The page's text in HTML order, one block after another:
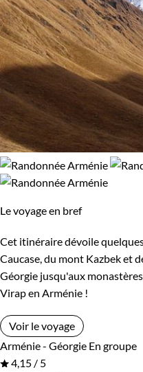
Le voyage en bref
Cet itinéraire dévoile
Caucase, du mont Kazbek et
Géorgie jusqu'aux
Virap en Arménie !
Voir le voyage
Arménie - Géorgie En groupe
4,15 / 5